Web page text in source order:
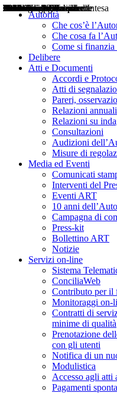
Autorità
Che cos’è
Che cosa fa
Come si finanzia
Delibere
Atti e Documenti
Accordi e
Atti di
Pareri,
Relazioni annuali
Relazioni su
Consultazioni
Audizioni
Misure di
Media ed Eventi
Comunicati
Interventi del
Eventi ART
10 anni
Campagna di
Press-kit
Bollettino ART
Notizie
Servizi on-line
Sistema
ConciliaWeb
Contributo per il
Monitoraggi on-
Contratti di
minime di qualità
Prenotazione
con gli utenti
Notifica di un
Modulistica
Accesso agli atti
Pagamenti
Delibere
Pareri
Consultazioni
Audizioni
Atti di Segnalazione
Accordi e Protocolli d'Intesa
Relazioni annuali
Misure di regolazione
Notizie
Comunicati Stampa
Bollettini ART
Convegni ART
Interviste del Presidente
Articoli in primo piano
Interventi del Presidente
2004
2005
2010
2013
2014
2015
2016
2017
2018
2019
202
2020
2021
2022
2023
2024
2025
2026
Aereo
Marittimo
Terrestre